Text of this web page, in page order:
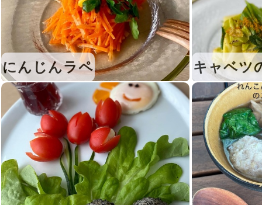
にんじんラペ キャベツ